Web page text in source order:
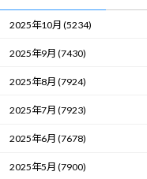
2025年10月 (5234)
2025年9月 (7430)
2025年8月 (7924)
2025年7月 (7923)
2025年6月 (7678)
2025年5月 (7900)